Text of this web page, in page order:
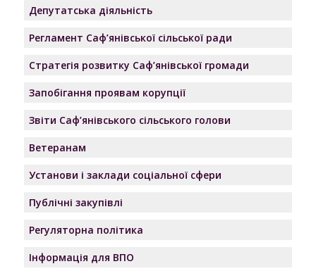
Депутатська діяльність
Регламент Саф’янівської сільської ради
Стратегія розвитку Саф’янівської громади
Запобігання проявам корупції
Звіти Саф’янівського сільського голови
Ветеранам
Установи і заклади соціальної сфери
Публічні закупівлі
Регуляторна політика
Інформація для ВПО